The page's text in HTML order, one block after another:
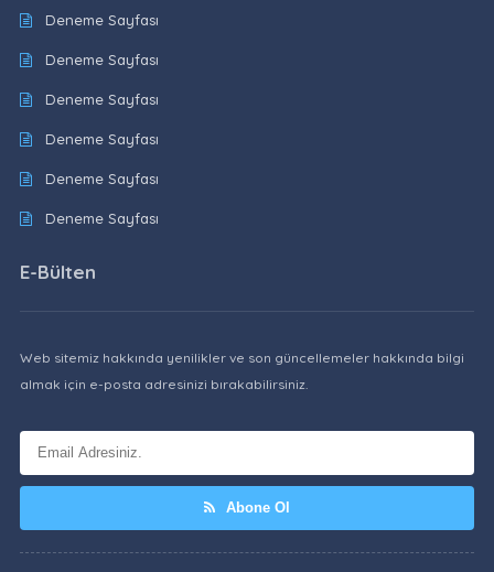
Deneme Sayfası
Deneme Sayfası
Deneme Sayfası
Deneme Sayfası
Deneme Sayfası
Deneme Sayfası
E-Bülten
Web sitemiz hakkında yenilikler ve son güncellemeler hakkında bilgi
almak için e-posta adresinizi bırakabilirsiniz.
Abone Ol